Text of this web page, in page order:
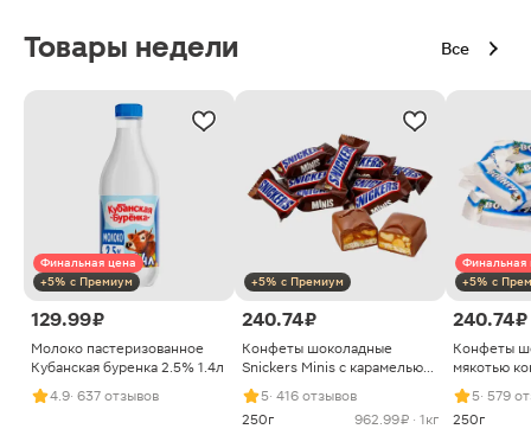
Товары недели Все
Финальная цена
+5% с Премиум
129.99 ₽
Молоко пастеризованное
Кубанская буренка 2.5% 1.4л
4.9· 637 отзывов
+5% с Премиум
240.74 ₽
Конфеты шоколадные
Snickers Minis с карамелью
арахисом и нугой
5· 416 отзывов
250г
962.99 ₽ · 1кг
Финальная
+5% с
240.74 ₽
Конфеты
мякотью
5· 579
250г